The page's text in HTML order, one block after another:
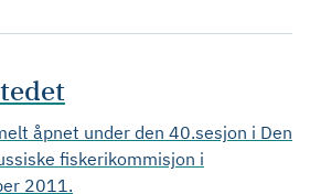
åpnet under den 40.sesjon i Den
fiskerikommisjon i
2011.